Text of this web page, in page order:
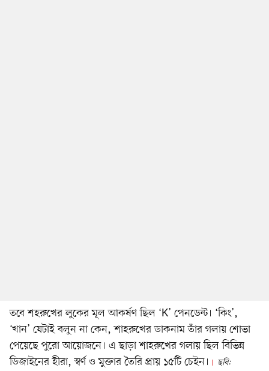
তবে শহরুখের লুকের মূল আকর্ষণ ছিল ‘K’ পেনডেন্ট। ‘কিং’,
‘খান’ যেটাই বলুন না কেন, শাহরুখের ডাকনাম তাঁর গলায় শোভা
পেয়েছে পুরো আয়োজনে। এ ছাড়া শাহরুখের গলায় ছিল বিভিন্ন
ডিজাইনের হীরা, স্বর্ণ ও মুক্তার তৈরি প্রায় ১৫টি চেইন।
ছবি: